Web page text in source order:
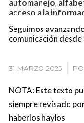
automanejo,
acceso a la
Seguimos
comunicación
31 MARZO 2025
/
NOTA: Este texto
siempre revisado
haberlos haylos